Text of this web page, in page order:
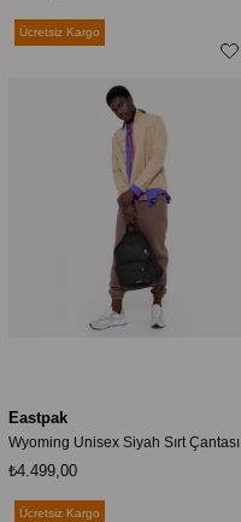
Eastpak
Wyoming Unisex Siyah Sırt Çantası
₺4.499,00
Ücretsiz Kargo
Ücretsiz Kargo